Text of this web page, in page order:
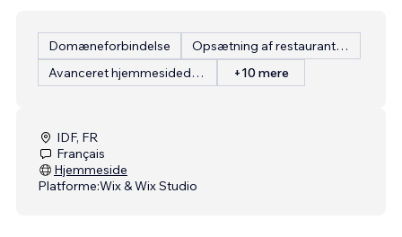
Domæneforbindelse
Opsætning af restaurantmenu
Avanceret hjemmesidedesign
+10 mere
IDF, FR
Français
Hjemmeside
Platforme:Wix & Wix Studio